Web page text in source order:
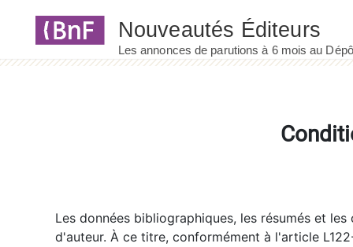
Les données bibliographiques, les résumés et
d'auteur. À ce titre, conformément à l'article